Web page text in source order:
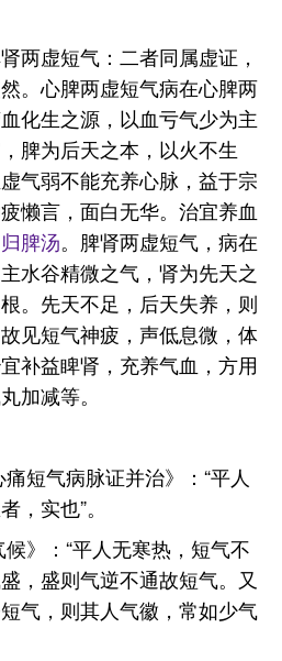
两虚短气：二者同属虚证，
。心脾两虚短气病在心脾两
化生之源，以血亏气少为主
脾为后天之本，以火不生
气弱不能充养心脉，益于宗
懒言，面白无华。治宜养血
归脾汤。脾肾两虚短气，病在
水谷精微之气，肾为先天之
。先天不足，后天失养，则
见短气神疲，声低息微，体
补益睥肾，充养气血，方用
加减等。
痛短气病脉证并治》：“平人
，实也”。
候》：“平人无寒热，短气不
，盛则气逆不通故短气。又
气，则其人气徽，常如少气